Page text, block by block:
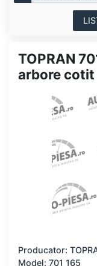
TOPRAN
arbore cotit
Producator:
Model: 701 165